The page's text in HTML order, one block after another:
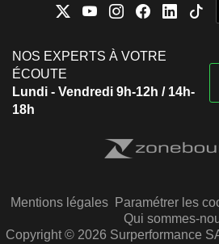
NOS EXPERTS À VOTRE
ÉCOUTE
Lundi - Vendredi 9h-12h / 14h-
18h
Mentions légales Paramétrer les
Qui sommes-
Copyright © 2026 Surperformance